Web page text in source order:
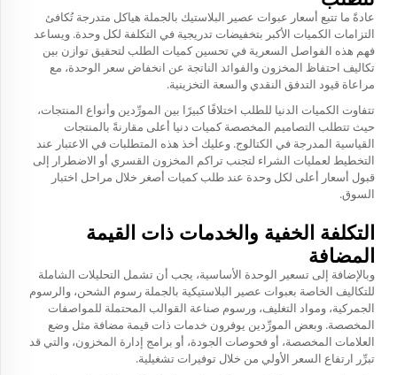
عادةً ما تتبع أسعار عبوات عصير البلاستيك بالجملة هياكل متدرجة تُكافئ
التزامات الكميات الأكبر بتخفيضات تدريجية في التكلفة لكل وحدة. ويساعد
فهم هذه الفواصل السعرية في تحسين كميات الطلب لتحقيق توازن بين
تكاليف احتفاظ المخزون والفوائد الناتجة عن انخفاض سعر الوحدة، مع
مراعاة قيود التدفق النقدي والسعة التخزينية.
تتفاوت الكميات الدنيا للطلب اختلافًا كبيرًا بين المورِّدين وأنواع المنتجات،
حيث تتطلب التصاميم المخصصة كميات دنيا أعلى مقارنةً بالمنتجات
القياسية المدرجة في الكتالوج. وعليك أخذ هذه المتطلبات في الاعتبار عند
التخطيط لعمليات الشراء لتجنب تراكم المخزون القسري أو الاضطرار إلى
قبول أسعار أعلى لكل وحدة عند طلب كميات أصغر خلال مراحل اختبار
السوق.
التكلفة الخفية والخدمات ذات القيمة
المضافة
وبالإضافة إلى تسعير الوحدة الأساسية، يجب أن تشمل التحليلات الشاملة
للتكاليف الخاصة بعبوات عصير البلاستيكية بالجملة رسوم الشحن، والرسوم
الجمركية، ومواد التغليف، ورسوم صناعة القوالب المحتملة للمواصفات
المخصصة. وبعض المورِّدين يوفرون خدمات ذات قيمة مضافة مثل وضع
العلامات المخصصة، أو فحوصات الجودة، أو برامج إدارة المخزون، والتي قد
تبرِّر ارتفاع السعر الأولي من خلال توفيرات تشغيلية.